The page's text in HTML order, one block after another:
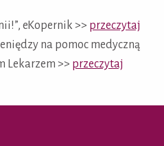
eKopernik >> przeczytaj
na pomoc medyczną
Lekarzem >> przeczytaj